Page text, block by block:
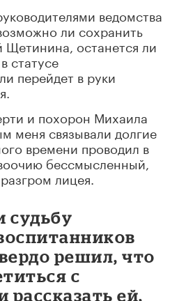
ведомства
ли сохранить
останется ли
статусе
перейдет в руки
и похорон Михаила
меня связывали долгие
времени проводил в
бессмысленный,
лицея.
судьбу
решил, что
с
ей,